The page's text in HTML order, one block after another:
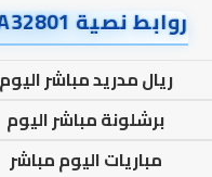
روابط نصية AA32801
ريال مدريد مباشر اليوم
برشلونة مباشر اليوم
مباريات اليوم مباشر